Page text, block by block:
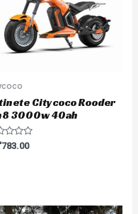
Citycoco Rooder
3000w 40ah